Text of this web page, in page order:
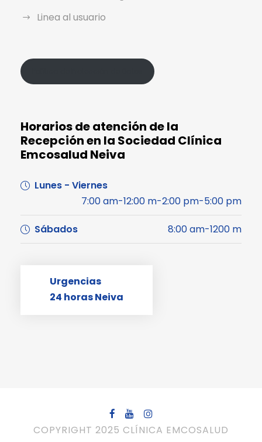
Linea al usuario
Horarios de atención de la
Recepción en la Sociedad Clínica
Emcosalud Neiva
Lunes - Viernes
7:00 am-12:00 m-2:00 pm-5:00 pm
Sábados 8:00 am-1200 m
Urgencias
24 horas Neiva
COPYRIGHT 2025 CLÍNICA EMCOSALUD